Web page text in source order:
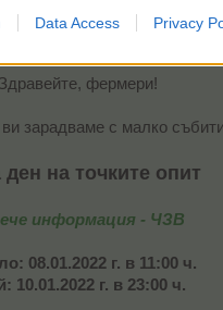
Data Access Privacy
Здравейте, фермери!
зарадваме с малко
ден на точките опит
информация - ЧЗВ
08.01.2022 г. в 11:00 ч.
10.01.2022 г. в 23:00 ч.